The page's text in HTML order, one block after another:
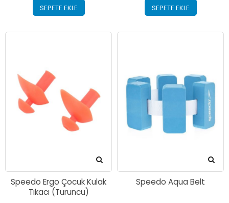
SEPETE EKLE SEPETE EKLE
Speedo Ergo Çocuk Kulak
Tıkacı (Turuncu)
Speedo Aqua Belt